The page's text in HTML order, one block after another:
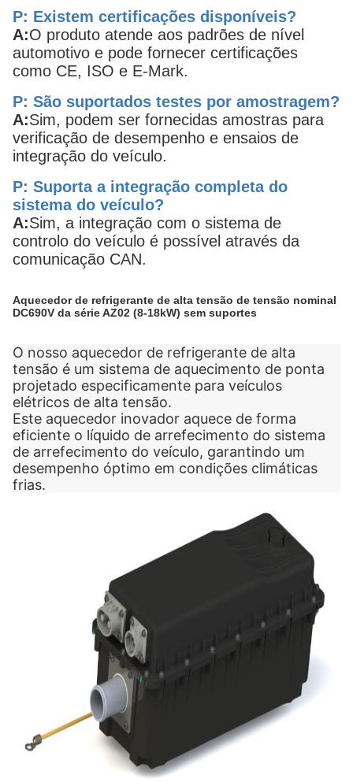
P: Existem certificações disponíveis?
A:O produto atende aos padrões de nível
automotivo e pode fornecer certificações
como CE, ISO e E-Mark.
P: São suportados testes por amostragem?
A:Sim, podem ser fornecidas amostras para
verificação de desempenho e ensaios de
integração do veículo.
P: Suporta a integração completa do
sistema do veículo?
A:Sim, a integração com o sistema de
controlo do veículo é possível através da
comunicação CAN.
Aquecedor de refrigerante de alta tensão de tensão nominal
DC690V da série AZ02 (8-18kW) sem suportes
O nosso aquecedor de refrigerante de alta
tensão é um sistema de aquecimento de ponta
projetado especificamente para veículos
elétricos de alta tensão.
Este aquecedor inovador aquece de forma
eficiente o líquido de arrefecimento do sistema
de arrefecimento do veículo, garantindo um
desempenho óptimo em condições climáticas
frias.